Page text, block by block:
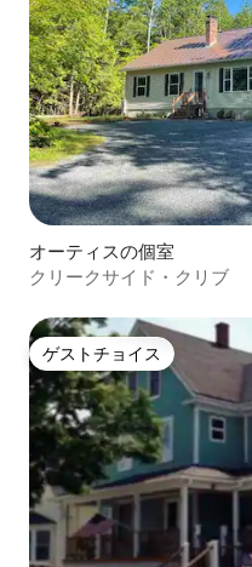
オーティスの個室
クリークサイド・クリブ
ゲストチョイス
ゲストチョイス